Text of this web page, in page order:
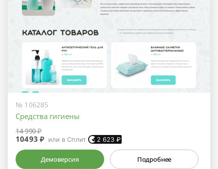
№ 106285
Средства гигиены
14 990 ₽
10493 ₽ или в Сплит 2 623 ₽
Демоверсия Подробнее